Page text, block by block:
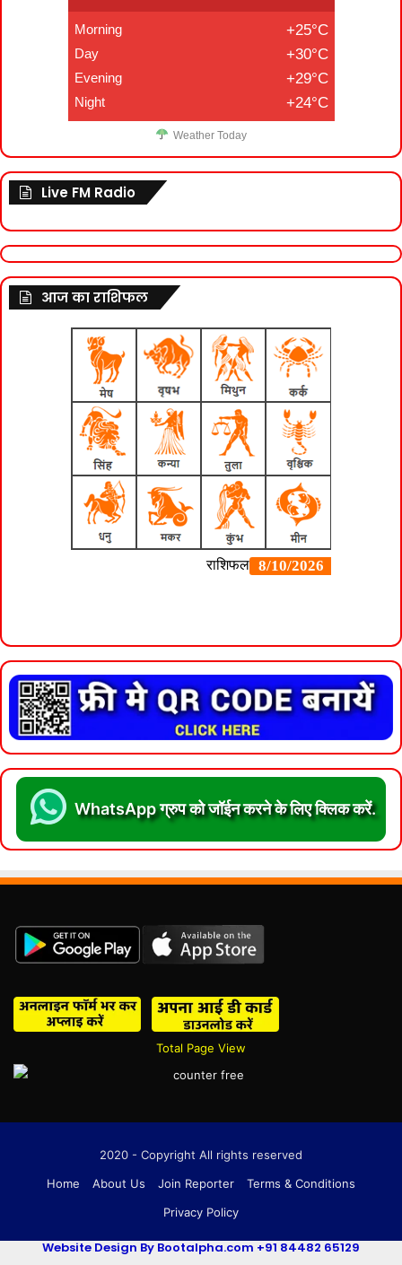
Morning +25°C
Day +30°C
Evening +29°C
Night +24°C
Weather Today
Live FM Radio
आज का राशिफल
WhatsApp ग्रुप को जॉईन करने के लिए क्लिक करें.
Total Page View
2020 - Copyright All rights reserved
Home
About Us Join Reporter
Terms & Conditions
Privacy Policy
Website Design By Bootalpha.com +91 84482 65129